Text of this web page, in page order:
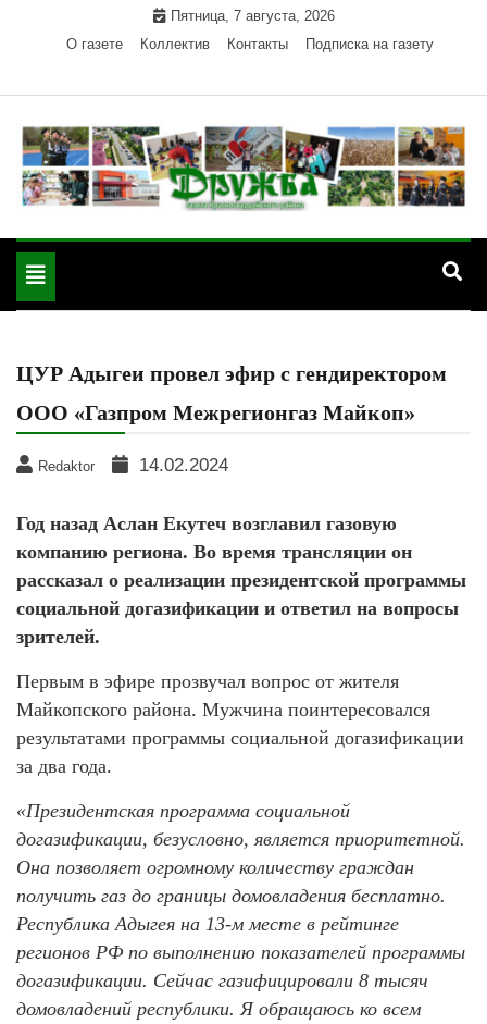
Пятница, 7 августа, 2026
О газете
Коллектив Контакты Подписка на газету
"Дружба" — газета
Красногвардейского района Республики Адыгея
Toggle
navigation
ЦУР Адыгеи провел эфир с гендиректором
ООО «Газпром Межрегионгаз Майкоп»
Redaktor 14.02.2024
Год назад Аслан Екутеч возглавил газовую
компанию региона. Во время трансляции он
рассказал о реализации президентской программы
социальной догазификации и ответил на вопросы
зрителей.
Первым в эфире прозвучал вопрос от жителя
Майкопского района. Мужчина поинтересовался
результатами программы социальной догазификации
за два года.
«Президентская программа социальной
догазификации, безусловно, является приоритетной.
Она позволяет огромному количеству граждан
получить газ до границы домовладения бесплатно.
Республика Адыгея на 13-м месте в рейтинге
регионов РФ по выполнению показателей программы
догазификации. Сейчас газифицировали 8 тысяч
домовладений республики. Я обращаюсь ко всем